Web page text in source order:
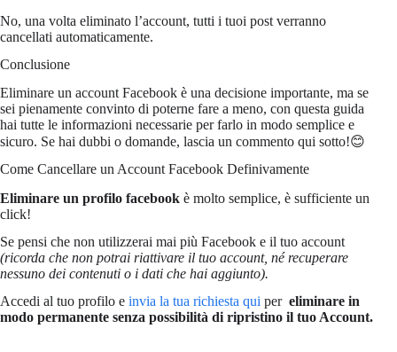
No, una volta eliminato l’account, tutti i tuoi post verranno
cancellati automaticamente.
Conclusione
Eliminare un account Facebook è una decisione importante, ma se
sei pienamente convinto di poterne fare a meno, con questa guida
hai tutte le informazioni necessarie per farlo in modo semplice e
sicuro. Se hai dubbi o domande, lascia un commento qui sotto!😊
Come Cancellare un Account Facebook Definivamente
Eliminare un profilo facebook è molto semplice, è sufficiente un
click!
Se pensi che non utilizzerai mai più Facebook e il tuo account
(ricorda che non potrai riattivare il tuo account, né recuperare
nessuno dei contenuti o i dati che hai aggiunto).
Accedi al tuo profilo e invia la tua richiesta qui per eliminare in
modo permanente senza possibilità di ripristino il tuo Account.